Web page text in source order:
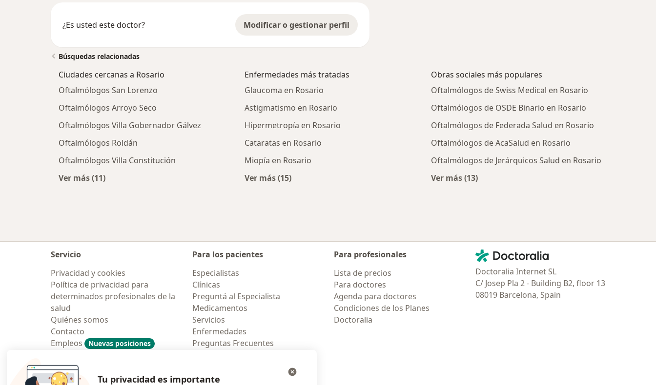
¿Es usted este doctor? Modificar o gestionar perfil
Búsquedas relacionadas
Ciudades cercanas a Rosario
Oftalmólogos San Lorenzo
Oftalmólogos Arroyo Seco
Oftalmólogos Villa Gobernador Gálvez
Oftalmólogos Roldán
Oftalmólogos Villa Constitución
Ver más (11)
Enfermedades más tratadas
Glaucoma en Rosario
Astigmatismo en Rosario
Hipermetropía en Rosario
Cataratas en Rosario
Miopía en Rosario
Ver más (15)
Obras sociales más populares
Oftalmólogos de Swiss Medical en Rosario
Oftalmólogos de OSDE Binario en Rosario
Oftalmólogos de Federada Salud en Rosario
Oftalmólogos de AcaSalud en Rosario
Oftalmólogos de Jerárquicos Salud en Rosario
Ver más (13)
Servicio
Privacidad y cookies
Política de privacidad para
determinados profesionales de la
salud
Quiénes somos
Contacto
Empleos
Nuevas posiciones
Contratación
Para los pacientes
Especialistas
Clínicas
Preguntá al Especialista
Medicamentos
Servicios
Enfermedades
Preguntas Frecuentes
Para profesionales
Lista de precios
Para doctores
Agenda para doctores
Condiciones de los Planes
Doctoralia
Contacto
Doctoralia - Página de inicio
Doctoralia Internet SL
C/ Josep Pla 2 - Building B2, floor 13
08019 Barcelona, Spain
Tu privacidad es importante